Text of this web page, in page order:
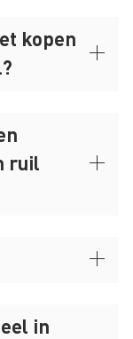
kopen
ruil
in